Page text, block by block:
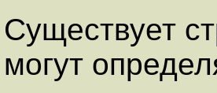
Существует
могут